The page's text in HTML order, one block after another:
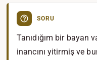
SORU
Tanıdığım bir bayan
inancını yitirmiş ve